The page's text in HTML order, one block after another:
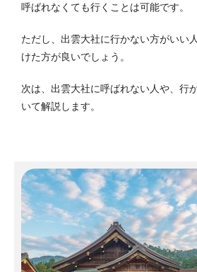
呼ばれなくても行くことは可能です。
ただし、出雲大社に行かない方がいい
けた方が良いでしょう。
次は、出雲大社に呼ばれない人や、行
いて解説します。